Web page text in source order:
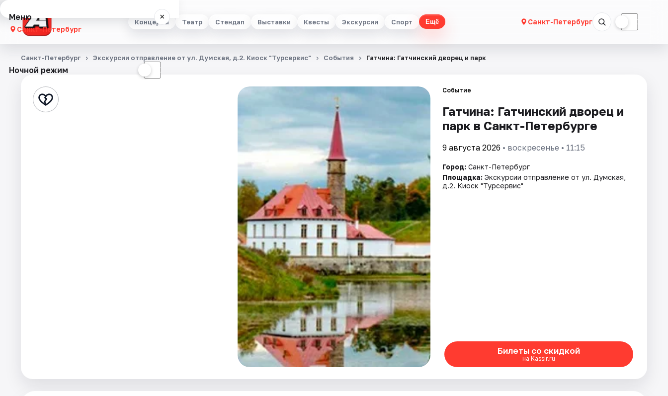
Концерты Театр Стендап Выставки Квесты Экскурсии Спорт Ещё Санкт-Петербург ☾
Меню ×
Санкт-Петербург
Концерты
Стендап
Ночной режим ☾
Санкт-Петербург Экскурсии отправление от ул. Думская, д.2. Киоск "Турсервис" События Гатчина: Гатчинский дворец и парк
Событие
Гатчина: Гатчинский дворец и
парк в Санкт-Петербурге
9 августа 2026 • воскресенье • 11:15
Город: Санкт-Петербург
Площадка: Экскурсии отправление от ул. Думская,
д.2. Киоск "Турсервис"
Билеты со скидкой
на Kassir.ru